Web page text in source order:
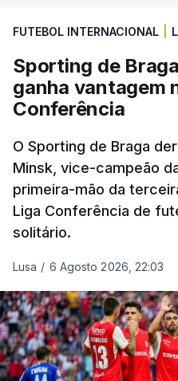
FUTEBOL INTERNACIONAL
Sporting de
ganha vantagem
Conferência
O Sporting de Braga
Minsk, vice-campeão
primeira-mão da
Liga Conferência de
solitário.
Lusa / 6 Agosto 2026, 22:03